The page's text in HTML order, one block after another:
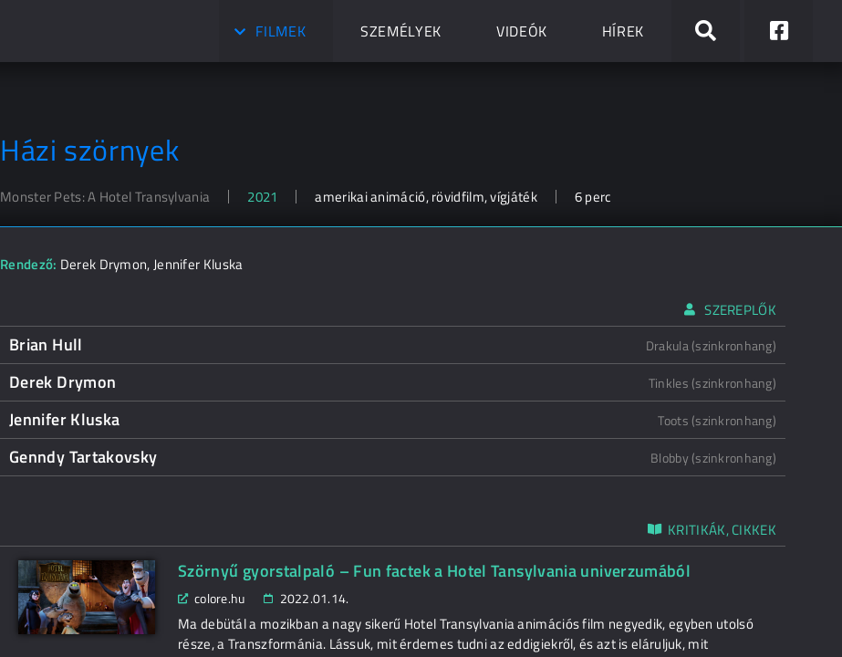
FILMEK SZEMÉLYEK VIDEÓK HÍREK
Házi szörnyek
Monster Pets: A Hotel Transylvania 2021 amerikai animáció, rövidfilm, vígjáték 6 perc
Rendező: Derek Drymon,Jennifer Kluska
SZEREPLŐK
Brian Hull Drakula (szinkronhang)
Derek Drymon Tinkles (szinkronhang)
Jennifer Kluska Toots (szinkronhang)
Genndy Tartakovsky Blobby (szinkronhang)
KRITIKÁK, CIKKEK
Szörnyű gyorstalpaló – Fun factek a Hotel Tansylvania univerzumából
colore.hu 2022.01.14.
Ma debütál a mozikban a nagy sikerű Hotel Transylvania animációs film negyedik, egyben utolsó
része, a Transzformánia. Lássuk, mit érdemes tudni az eddigiekről, és azt is eláruljuk, mit